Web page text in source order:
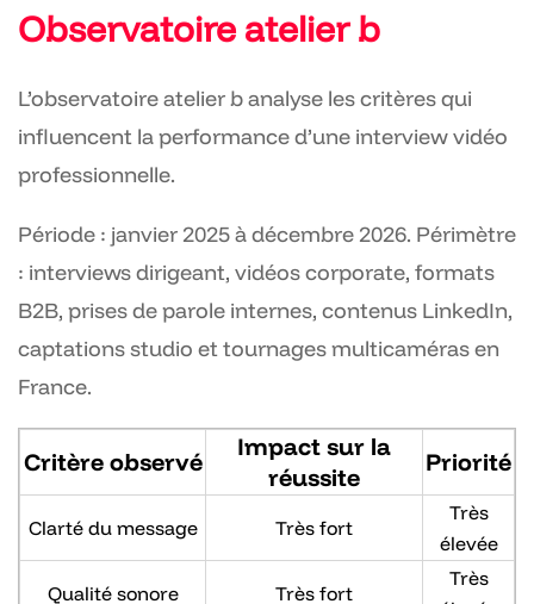
Observatoire atelier b
L’observatoire atelier b analyse les critères qui
influencent la performance d’une interview vidéo
professionnelle.
Période : janvier 2025 à décembre 2026. Périmètre
: interviews dirigeant, vidéos corporate, formats
B2B, prises de parole internes, contenus LinkedIn,
captations studio et tournages multicaméras en
France.
Critère observé
Impact sur la
réussite
Priorité
Clarté du message Très fort
Très
élevée
Qualité sonore Très fort
Très